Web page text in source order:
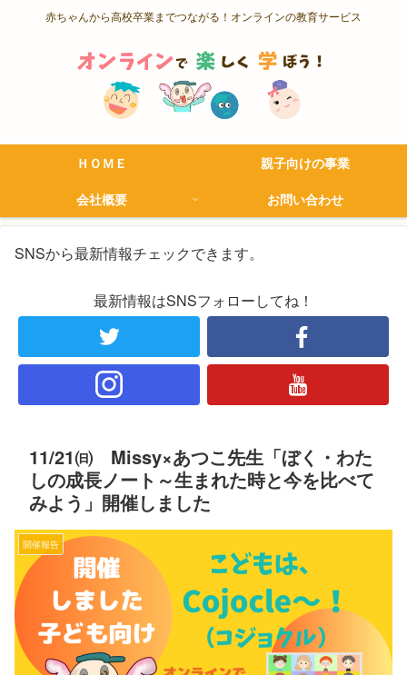
赤ちゃんから高校卒業までつながる！オンラインの教育サービス
ＨＯＭＥ
親子向けの事業
会社概要
お問い合わせ
SNSから最新情報チェックできます。
最新情報はSNSフォローしてね！
11/21㈰ Missy×あつこ先生「ぼく・わた
しの成長ノート～生まれた時と今を比べて
みよう」開催しました
開催報告